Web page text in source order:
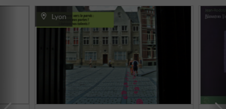
Lyon